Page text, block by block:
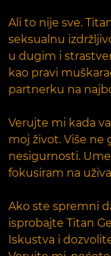
Ali to nije sve.
seksualnu
u dugim i
kao pravi
partnerku na
Verujte mi kada
moj život. Više ne
nesigurnosti.
fokusiram na
Ako ste spremni
isprobajte Titan
Iskustva i